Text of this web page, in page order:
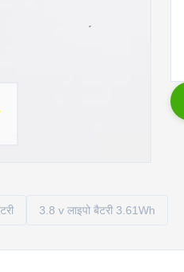
3.8 v लाइपो बैटरी 3.61Wh